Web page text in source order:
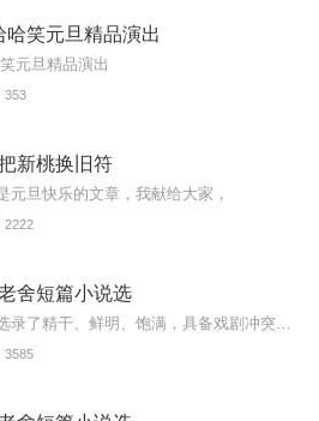
哈笑元旦精品演出
元旦精品演出
353
新桃换旧符
元旦快乐的文章，我献给大家，
2222
舍短篇小说选
3585